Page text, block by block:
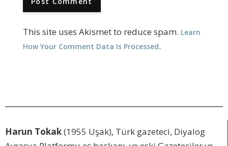
This site uses Akismet to reduce spam. Learn
How Your Comment Data Is Processed.
Harun Tokak(1955 Uşak), Türk gazeteci, Diyalog